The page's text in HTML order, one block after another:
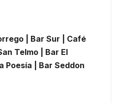
| Bar Sur | Café
Telmo | Bar El
Poesía | Bar Seddon